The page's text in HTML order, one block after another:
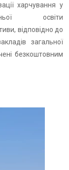
харчування у
освіти
відповідно до
загальної
безкоштовним